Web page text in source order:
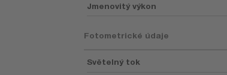
Jmenovitý výkon
Fotometrické údaje
Světelný tok